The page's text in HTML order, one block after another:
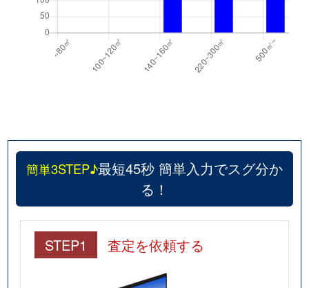
簡単3STEP♪最短45秒 簡単入力でスグ分か
る！
STEP1 査定を依頼する